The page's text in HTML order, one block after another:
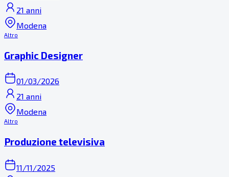
21 anni
Modena
Altro
Graphic Designer
01/03/2026
21 anni
Modena
Altro
Produzione televisiva
11/11/2025